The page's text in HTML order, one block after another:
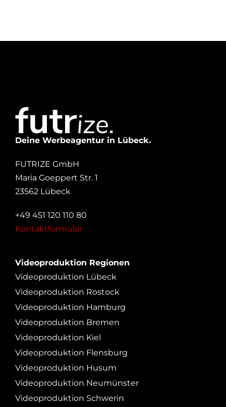
Deine Werbeagentur in Lübeck.
FUTRIZE GmbH
Maria Goeppert Str. 1
23562 Lübeck
+49 451 120 110 80
Kontaktformular
Videoproduktion Regionen
Videoproduktion Lübeck
Videoproduktion Rostock
Videoproduktion Hamburg
Videoproduktion Bremen
Videoproduktion Kiel
Videoproduktion Flensburg
Videoproduktion Husum
Videoproduktion Neumünster
Videoproduktion Schwerin